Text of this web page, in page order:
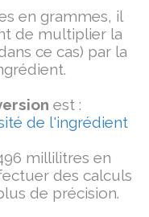
en grammes, il
de multiplier la
ce cas) par la
est :
de l'ingrédient
millilitres en
des calculs
de précision.